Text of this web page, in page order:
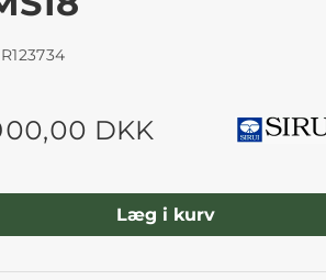
DKK
Læg i kurv